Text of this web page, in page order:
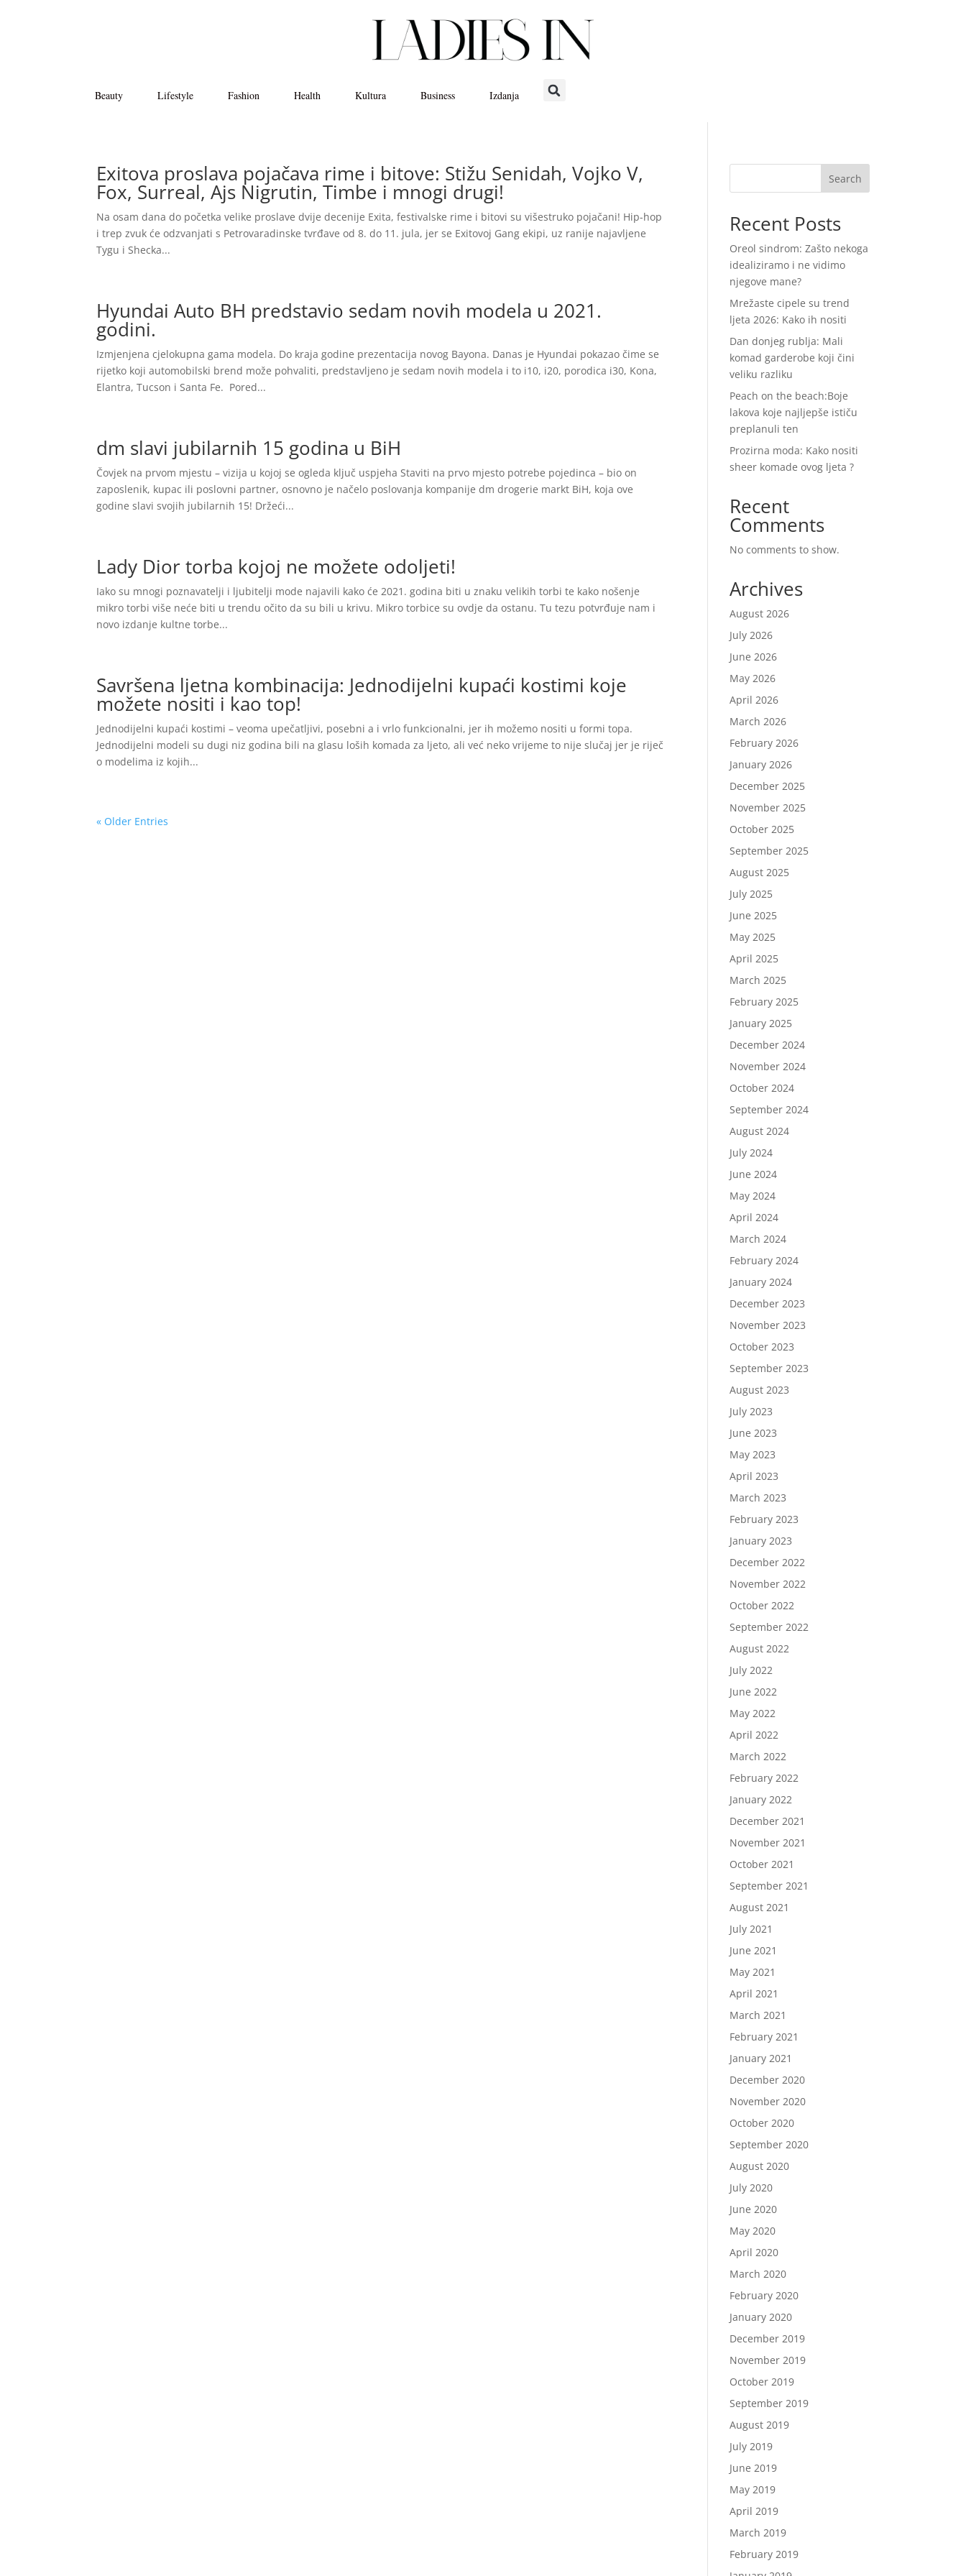
Beauty Lifestyle Fashion Health Kultura Business Izdanja
Exitova proslava pojačava rime i bitove: Stižu Senidah, Vojko V,
Fox, Surreal, Ajs Nigrutin, Timbe i mnogi drugi!
Na osam dana do početka velike proslave dvije decenije Exita, festivalske rime i bitovi su višestruko pojačani! Hip-hop
i trep zvuk će odzvanjati s Petrovaradinske tvrđave od 8. do 11. jula, jer se Exitovoj Gang ekipi, uz ranije najavljene
Tygu i Shecka...
Hyundai Auto BH predstavio sedam novih modela u 2021.
godini.
Izmjenjena cjelokupna gama modela. Do kraja godine prezentacija novog Bayona. Danas je Hyundai pokazao čime se
rijetko koji automobilski brend može pohvaliti, predstavljeno je sedam novih modela i to i10, i20, porodica i30, Kona,
Elantra, Tucson i Santa Fe. Pored...
dm slavi jubilarnih 15 godina u BiH
Čovjek na prvom mjestu – vizija u kojoj se ogleda ključ uspjeha Staviti na prvo mjesto potrebe pojedinca – bio on
zaposlenik, kupac ili poslovni partner, osnovno je načelo poslovanja kompanije dm drogerie markt BiH, koja ove
godine slavi svojih jubilarnih 15! Držeći...
Lady Dior torba kojoj ne možete odoljeti!
Iako su mnogi poznavatelji i ljubitelji mode najavili kako će 2021. godina biti u znaku velikih torbi te kako nošenje
mikro torbi više neće biti u trendu očito da su bili u krivu. Mikro torbice su ovdje da ostanu. Tu tezu potvrđuje nam i
novo izdanje kultne torbe...
Savršena ljetna kombinacija: Jednodijelni kupaći kostimi koje
možete nositi i kao top!
Jednodijelni kupaći kostimi – veoma upečatljivi, posebni a i vrlo funkcionalni, jer ih možemo nositi u formi topa.
Jednodijelni modeli su dugi niz godina bili na glasu loših komada za ljeto, ali već neko vrijeme to nije slučaj jer je riječ
o modelima iz kojih...
« Older Entries
Search
Recent Posts
Oreol sindrom: Zašto nekoga
idealiziramo i ne vidimo
njegove mane?
Mrežaste cipele su trend
ljeta 2026: Kako ih nositi
Dan donjeg rublja: Mali
komad garderobe koji čini
veliku razliku
Peach on the beach:Boje
lakova koje najljepše ističu
preplanuli ten
Prozirna moda: Kako nositi
sheer komade ovog ljeta ?
Recent
Comments
No comments to show.
Archives
August 2026
July 2026
June 2026
May 2026
April 2026
March 2026
February 2026
January 2026
December 2025
November 2025
October 2025
September 2025
August 2025
July 2025
June 2025
May 2025
April 2025
March 2025
February 2025
January 2025
December 2024
November 2024
October 2024
September 2024
August 2024
July 2024
June 2024
May 2024
April 2024
March 2024
February 2024
January 2024
December 2023
November 2023
October 2023
September 2023
August 2023
July 2023
June 2023
May 2023
April 2023
March 2023
February 2023
January 2023
December 2022
November 2022
October 2022
September 2022
August 2022
July 2022
June 2022
May 2022
April 2022
March 2022
February 2022
January 2022
December 2021
November 2021
October 2021
September 2021
August 2021
July 2021
June 2021
May 2021
April 2021
March 2021
February 2021
January 2021
December 2020
November 2020
October 2020
September 2020
August 2020
July 2020
June 2020
May 2020
April 2020
March 2020
February 2020
January 2020
December 2019
November 2019
October 2019
September 2019
August 2019
July 2019
June 2019
May 2019
April 2019
March 2019
February 2019